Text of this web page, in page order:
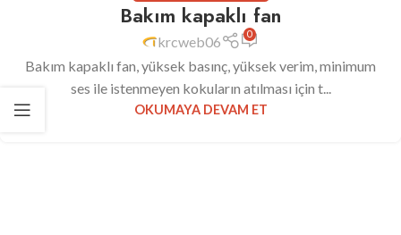
Bakım kapaklı fan
krcweb06 0
Bakım kapaklı fan, yüksek basınç, yüksek verim, minimum
ses ile istenmeyen kokuların atılması için t...
OKUMAYA DEVAM ET